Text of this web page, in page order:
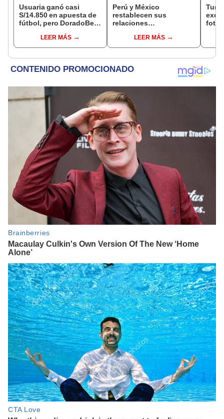
Usuaria ganó casi
S/14.850 en apuesta de
fútbol, pero DoradoBet
Indecopi multó a la
empresa con más de S/
LEER MÁS
Perú y México
restablecen sus
relaciones
anulan los visados?
LEER MÁS